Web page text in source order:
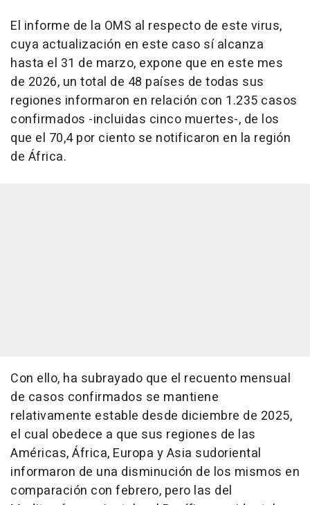
El informe de la OMS al respecto de este virus,
cuya actualización en este caso sí alcanza
hasta el 31 de marzo, expone que en este mes
de 2026, un total de 48 países de todas sus
regiones informaron en relación con 1.235 casos
confirmados -incluidas cinco muertes-, de los
que el 70,4 por ciento se notificaron en la región
de África.
Con ello, ha subrayado que el recuento mensual
de casos confirmados se mantiene
relativamente estable desde diciembre de 2025,
el cual obedece a que sus regiones de las
Américas, África, Europa y Asia sudoriental
informaron de una disminución de los mismos en
comparación con febrero, pero las del